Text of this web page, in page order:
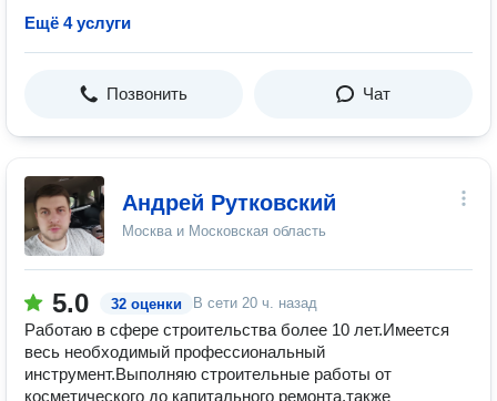
Ещё 4 услуги
Позвонить Чат
Андрей Рутковский
Москва и Московская область
5.0 32 оценки В сети 20 ч. назад
Работаю в сфере строительства более 10 лет.Имеется
весь необходимый профессиональный
инструмент.Выполняю строительные работы от
косметического до капитального ремонта,также